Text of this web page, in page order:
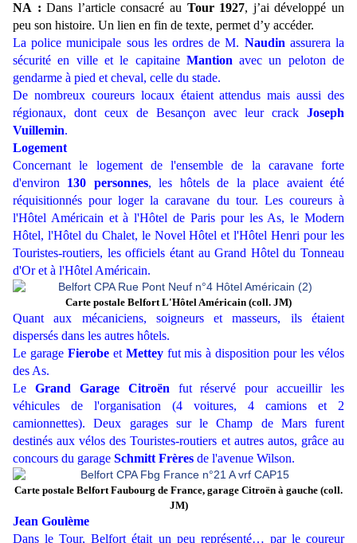
NA : Dans l’article consacré au Tour 1927, j’ai développé un
peu son histoire. Un lien en fin de texte, permet d’y accéder.
La police municipale sous les ordres de M. Naudinassurera la
sécurité en ville et le capitaine Mantionavec un peloton de
gendarme à pied et cheval, celle du stade.
De nombreux coureurs locaux étaient attendus mais aussi des
régionaux, dont ceux de Besançon avec leur crack Joseph
Vuillemin.
Logement
Concernant le logement de l'ensemble de la caravane forte
d'environ 130 personnes, les hôtels de la place avaient été
réquisitionnés pour loger la caravane du tour. Les coureurs à
l'Hôtel Américain et à l'Hôtel de Paris pour les As, le Modern
Hôtel, l'Hôtel du Chalet, le Novel Hôtel et l'Hôtel Henri pour les
Touristes-routiers, les officiels étant au Grand Hôtel du Tonneau
d'Or et à l'Hôtel Américain.
Carte postale Belfort L'Hôtel Américain (coll. JM)
Quant aux mécaniciens, soigneurs et masseurs, ils étaient
dispersés dans les autres hôtels.
Le garage Fierobeet Metteyfut mis à disposition pour les vélos
des As.
Le Grand Garage Citroënfut réservé pour accueillir les
véhicules de l'organisation (4 voitures, 4 camions et 2
camionnettes). Deux garages sur le Champ de Mars furent
destinés aux vélos des Touristes-routiers et autres autos, grâce au
concours du garage Schmitt Frères de l'avenue Wilson.
Carte postale Belfort Faubourg de France, garage Citroën à gauche (coll.
JM)
Jean Goulème
Dans le Tour, Belfort était un peu représenté… par le coureur